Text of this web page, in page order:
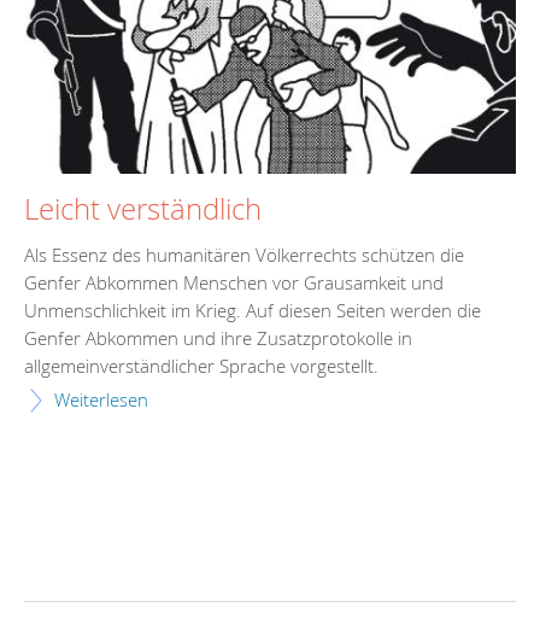
Leicht verständlich
Als Essenz des humanitären Völkerrechts schützen die
Genfer Abkommen Menschen vor Grausamkeit und
Unmenschlichkeit im Krieg. Auf diesen Seiten werden die
Genfer Abkommen und ihre Zusatzprotokolle in
allgemeinverständlicher Sprache vorgestellt.
Weiterlesen